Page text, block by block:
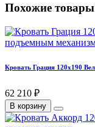
Похожие товары
Кровать Грация 120х190
62 210 ₽
В корзину